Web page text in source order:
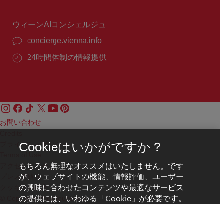
ウィーンAIコンシェルジュ
concierge.vienna.info
24時間体制の情報提供
お問い合わせ
プライバシーポリシー
アクセシビリティ
プレス連絡先
クッキーの設定
© Copyright WienTourismus
Cookieはいかがですか？
もちろん無理なオススメはいたしません。です
が、ウェブサイトの機能、情報評価、ユーザー
の興味に合わせたコンテンツや最適なサービス
の提供には、いわゆる「Cookie」が必要です。